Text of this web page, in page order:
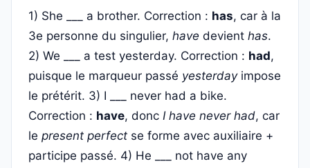
1) She ___ a brother. Correction : has, car à la
3e personne du singulier, have devient has.
2) We ___ a test yesterday. Correction : had,
puisque le marqueur passé yesterdayimpose
le prétérit. 3) I ___ never had a bike.
Correction : have, donc I have never had, car
le present perfect se forme avec auxiliaire +
participe passé. 4) He ___ not have any